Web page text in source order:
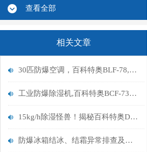
查看全部
相关文章
30匹防爆空调，百科特奥BLF-78,凉山防爆空调
工业防爆除湿机,百科特奥BCF-7380C 适用400-600㎡/h
15kg/h除湿怪兽！揭秘百科特奥DH-8360C如何碾压工业潮害
防爆冰箱结冰、结霜异常排查及解决方法